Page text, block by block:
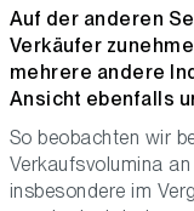
Auf der anderen
Verkäufer
mehrere andere
Ansicht ebenfalls
So beobachten wir
Verkaufsvolumina
insbesondere im